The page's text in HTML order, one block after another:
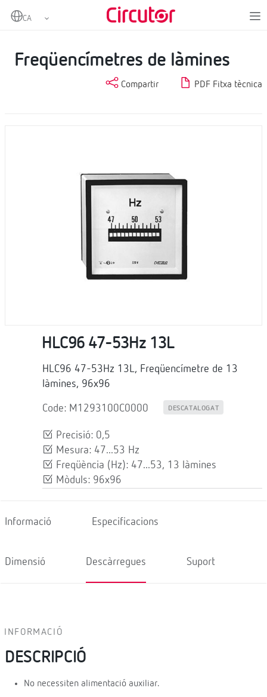
Home Mesurament i control
Instrumentació analògica
Freqüencímetres de làmines
Compartir PDF Fitxa tècnica
HLC96 47-53Hz 13L
HLC96 47-53Hz 13L, Freqüencímetre de 13
làmines, 96x96
Code: M1293100C0000 DESCATALOGAT
Precisió: 0,5
Mesura: 47...53 Hz
Freqüència (Hz): 47...53, 13 làmines
Mòduls: 96x96
Informació Especificacions
Dimensió Descàrregues Suport
INFORMACIÓ
DESCRIPCIÓ
No necessiten alimentació auxiliar.